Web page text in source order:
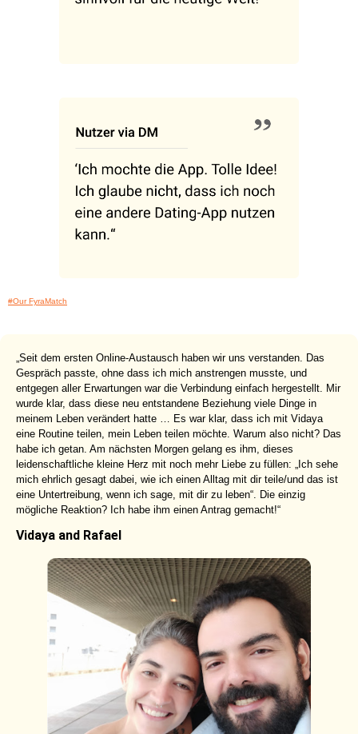
#Our FyraMatch
„Seit dem ersten Online-Austausch haben wir uns verstanden. Das
Gespräch passte, ohne dass ich mich anstrengen musste, und
entgegen aller Erwartungen war die Verbindung einfach hergestellt. Mir
wurde klar, dass diese neu entstandene Beziehung viele Dinge in
meinem Leben verändert hatte … Es war klar, dass ich mit Vidaya
eine Routine teilen, mein Leben teilen möchte. Warum also nicht? Das
habe ich getan. Am nächsten Morgen gelang es ihm, dieses
leidenschaftliche kleine Herz mit noch mehr Liebe zu füllen: „Ich sehe
mich ehrlich gesagt dabei, wie ich einen Alltag mit dir teile/und das ist
eine Untertreibung, wenn ich sage, mit dir zu leben“. Die einzig
mögliche Reaktion? Ich habe ihm einen Antrag gemacht!“
Vidaya and Rafael